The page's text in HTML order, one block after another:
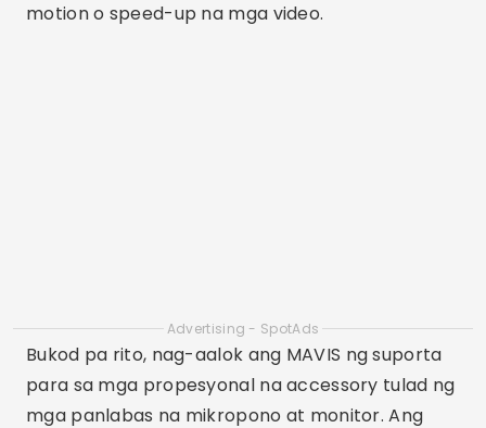
Ang isa pang mahalagang tampok ay ang pag-
stabilize ng imahe, na tumutulong na
mabawasan ang pag-alog ng camera at